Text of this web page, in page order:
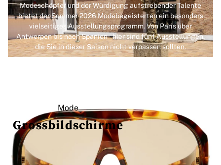
Modeschöpfer und der Würdigung aufstrebender Talente
bietet der Sommer 2026 Modebegeisterten ein besonders
vielseitiges Ausstellungsprogramm. Von Paris über
Antwerpen bis nach Spanien – hier sind fünf Ausstellungen,
die Sie in dieser Saison nicht verpassen sollten.
Mode
Grossbildschirme